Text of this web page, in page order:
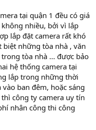
tại quận 1 đều có giá
nhiều, bởi vì lắp
lắp đặt camera rất khó
biệt những tòa nhà , văn
tòa nhà ... được bảo
hệ thống camera tại
lắp trong những thời
ban đêm, hoặc sáng
công ty camera uy tín
nhân công thi công